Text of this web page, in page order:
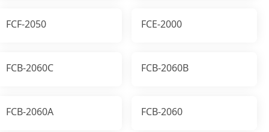
FCF-2050 FCE-2000
FCB-2060C FCB-2060B
FCB-2060A FCB-2060